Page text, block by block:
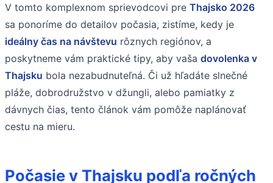
V tomto komplexnom sprievodcovi pre Thajsko 2026
sa ponoríme do detailov počasia, zistíme, kedy je
ideálny čas na návštevu rôznych regiónov, a
poskytneme vám praktické tipy, aby vaša dovolenka v
Thajsku bola nezabudnuteľná. Či už hľadáte slnečné
pláže, dobrodružstvo v džungli, alebo pamiatky z
dávnych čias, tento článok vám pomôže naplánovať
cestu na mieru.
Počasie v Thajsku podľa ročných